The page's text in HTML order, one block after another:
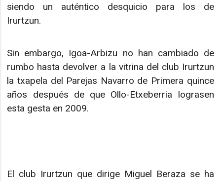
siendo un auténtico desquicio para los de
Irurtzun.
Sin embargo, Igoa-Arbizu no han cambiado de
rumbo hasta devolver a la vitrina del club Irurtzun
la txapela del Parejas Navarro de Primera quince
años después de que Ollo-Etxeberria lograsen
esta gesta en 2009.
El club Irurtzun que dirige Miguel Beraza se ha